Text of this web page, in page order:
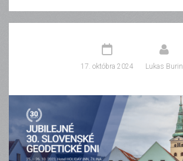
17. októbra 2024 Lukas Burin